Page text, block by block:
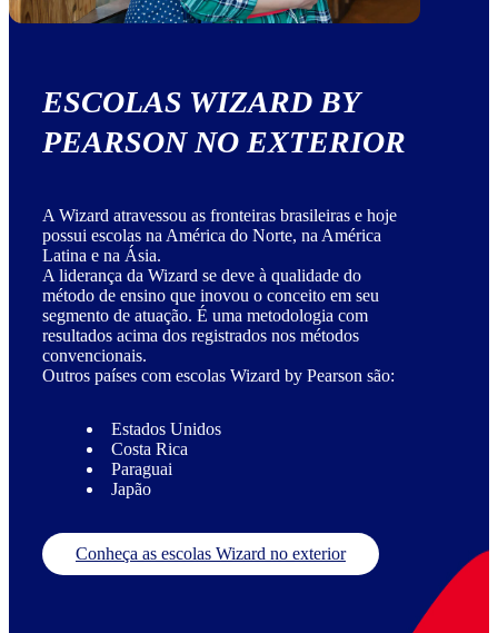
ESCOLAS WIZARD BY
PEARSON NO EXTERIOR
A Wizard atravessou as fronteiras brasileiras e hoje
possui escolas na América do Norte, na América
Latina e na Ásia.
A liderança da Wizard se deve à qualidade do
método de ensino que inovou o conceito em seu
segmento de atuação. É uma metodologia com
resultados acima dos registrados nos métodos
convencionais.
Outros países com escolas Wizard by Pearson são:
Estados Unidos
Costa Rica
Paraguai
Japão
Conheça as escolas Wizard no exterior